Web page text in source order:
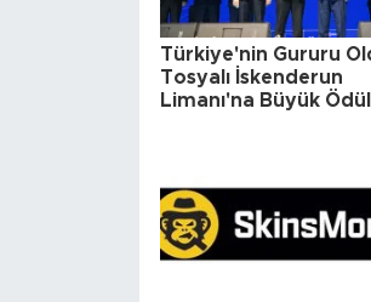
Türkiye'nin Gururu
Tosyalı İskenderun
Limanı'na Büyük Ödül